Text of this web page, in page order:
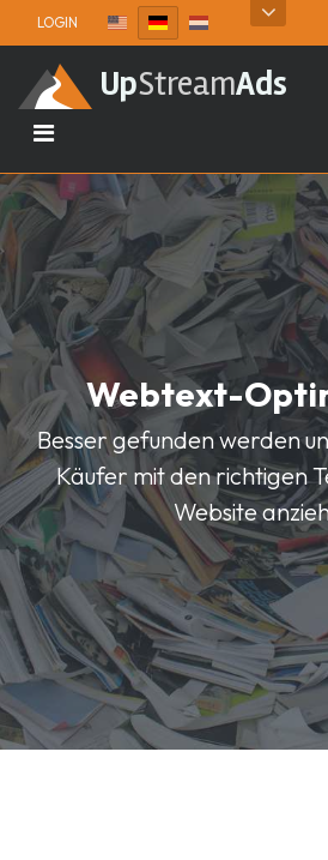
Skip to content
LOGIN
UpStreamAds
Webtext-
Besser gefunden werden
Käufer mit den richtigen
Website